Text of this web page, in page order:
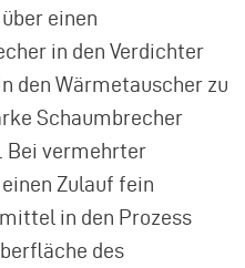
einen
in den Verdichter
den Wärmetauscher zu
Schaumbrecher
Bei vermehrter
Zulauf fein
in den Prozess
des